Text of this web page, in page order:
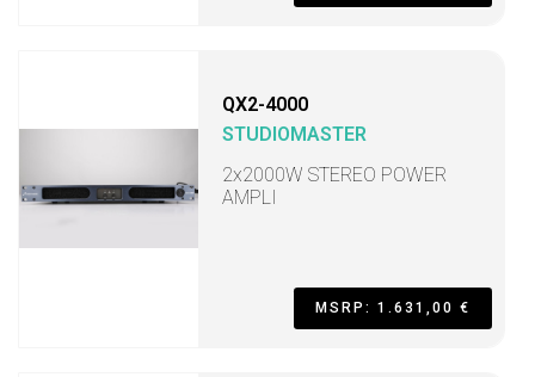
QX2-4000
STUDIOMASTER
2x2000W STEREO POWER
AMPLI
MSRP: 1.631,00 €